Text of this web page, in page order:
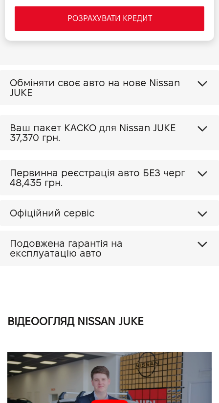
РОЗРАХУВАТИ КРЕДИТ
Обміняти своє авто на нове Nissan
JUKE
Ваш пакет КАСКО для Nissan JUKE
37,370 грн.
Первинна реєстрація авто БЕЗ черг
48,435 грн.
Офіційний сервіс
Подовжена гарантія на
експлуатацію авто
ВІДЕООГЛЯД NISSAN JUKE